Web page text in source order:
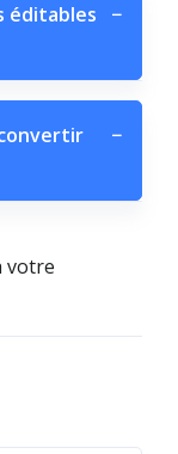
éditables
−
−
votre